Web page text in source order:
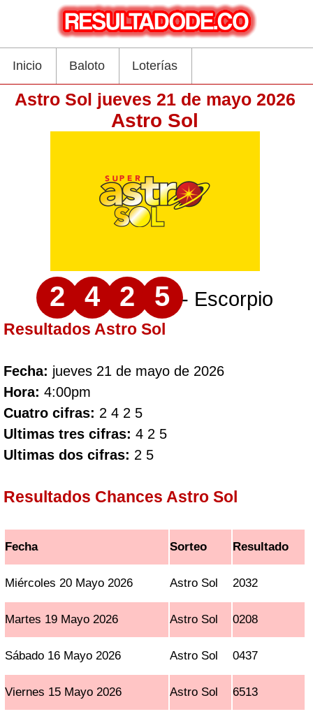
Inicio Baloto Loterías
Astro Sol jueves 21 de mayo 2026
Astro Sol
2 4 2 5 - Escorpio
Resultados Astro Sol
Fecha: jueves 21 de mayo de 2026
Hora: 4:00pm
Cuatro cifras: 2 4 2 5
Ultimas tres cifras: 4 2 5
Ultimas dos cifras: 2 5
Resultados Chances Astro Sol
Fecha Sorteo Resultado
Miércoles 20 Mayo 2026 Astro Sol 2032
Martes 19 Mayo 2026 Astro Sol 0208
Sábado 16 Mayo 2026 Astro Sol 0437
Viernes 15 Mayo 2026 Astro Sol 6513